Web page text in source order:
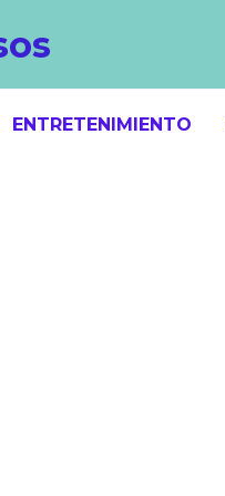
ENTRETENIMIENTO